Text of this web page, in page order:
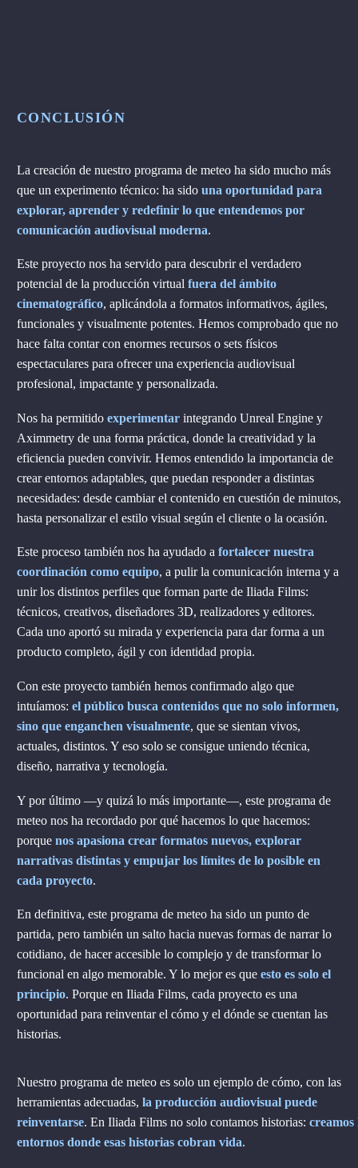
CONCLUSIÓN
La creación de nuestro programa de meteo ha sido mucho más
que un experimento técnico: ha sido una oportunidad para
explorar, aprender y redefinir lo que entendemos por
comunicación audiovisual moderna.
Este proyecto nos ha servido para descubrir el verdadero
potencial de la producción virtual fuera del ámbito
cinematográfico, aplicándola a formatos informativos, ágiles,
funcionales y visualmente potentes. Hemos comprobado que no
hace falta contar con enormes recursos o sets físicos
espectaculares para ofrecer una experiencia audiovisual
profesional, impactante y personalizada.
Nos ha permitido experimentar integrando Unreal Engine y
Aximmetry de una forma práctica, donde la creatividad y la
eficiencia pueden convivir. Hemos entendido la importancia de
crear entornos adaptables, que puedan responder a distintas
necesidades: desde cambiar el contenido en cuestión de minutos,
hasta personalizar el estilo visual según el cliente o la ocasión.
Este proceso también nos ha ayudado a fortalecer nuestra
coordinación como equipo, a pulir la comunicación interna y a
unir los distintos perfiles que forman parte de Iliada Films:
técnicos, creativos, diseñadores 3D, realizadores y editores.
Cada uno aportó su mirada y experiencia para dar forma a un
producto completo, ágil y con identidad propia.
Con este proyecto también hemos confirmado algo que
intuíamos: el público busca contenidos que no solo informen,
sino que enganchen visualmente, que se sientan vivos,
actuales, distintos. Y eso solo se consigue uniendo técnica,
diseño, narrativa y tecnología.
Y por último —y quizá lo más importante—, este programa de
meteo nos ha recordado por qué hacemos lo que hacemos:
porque nos apasiona crear formatos nuevos, explorar
narrativas distintas y empujar los límites de lo posible en
cada proyecto.
En definitiva, este programa de meteo ha sido un punto de
partida, pero también un salto hacia nuevas formas de narrar lo
cotidiano, de hacer accesible lo complejo y de transformar lo
funcional en algo memorable. Y lo mejor es que esto es solo el
principio. Porque en Iliada Films, cada proyecto es una
oportunidad para reinventar el cómo y el dónde se cuentan las
historias.
Nuestro programa de meteo es solo un ejemplo de cómo, con las
herramientas adecuadas, la producción audiovisual puede
reinventarse. En Iliada Films no solo contamos historias: creamos
entornos donde esas historias cobran vida.